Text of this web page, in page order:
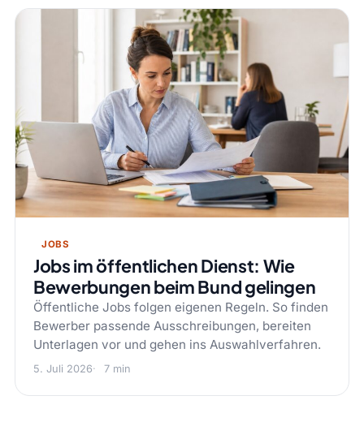
JOBS
Jobs im öffentlichen Dienst: Wie
Bewerbungen beim Bund gelingen
Öffentliche Jobs folgen eigenen Regeln. So finden
Bewerber passende Ausschreibungen, bereiten
Unterlagen vor und gehen ins Auswahlverfahren.
5. Juli 2026 7 min